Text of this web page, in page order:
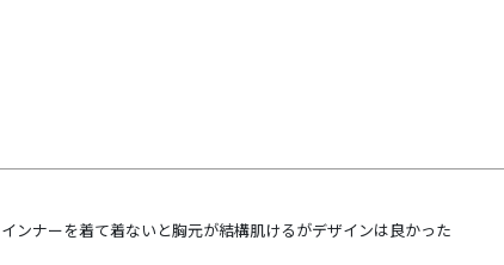
インナーを着て着ないと胸元が結構肌けるがデザインは良かった